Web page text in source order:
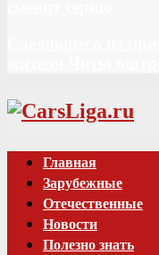
Vk
Главная
Зарубежные
Отечественные
Новости
Полезно знать